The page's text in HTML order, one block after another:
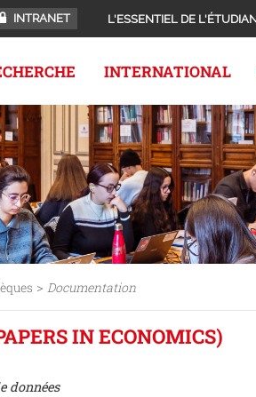
INTRANET L'ESSENTIEL DE
INTERNATIONAL
> Documentation
IN ECONOMICS)
données